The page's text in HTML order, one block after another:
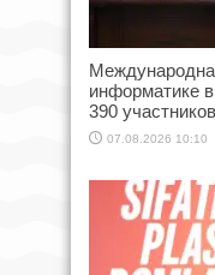
информатике
390 участников
07.08.2026 10:10